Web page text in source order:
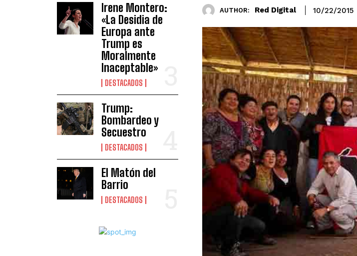
Irene Montero:
«La Desidia de
Europa ante
Trump es
Moralmente
Inaceptable»
DESTACADOS
Trump:
Bombardeo y
Secuestro
DESTACADOS
El Matón del
Barrio
DESTACADOS
AUTHOR: Red Digital 10/22/2015